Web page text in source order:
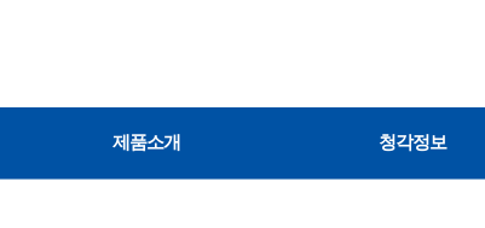
제품소개 청각정보